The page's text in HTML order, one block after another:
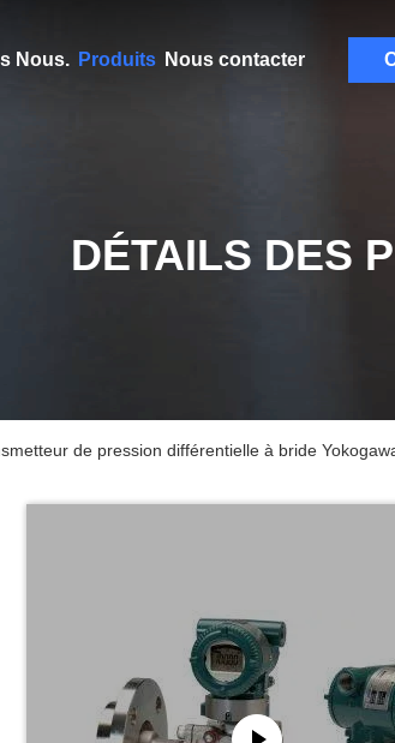
Nous. Produits Nous contacter
DÉTAILS DES
de pression différentielle à bride